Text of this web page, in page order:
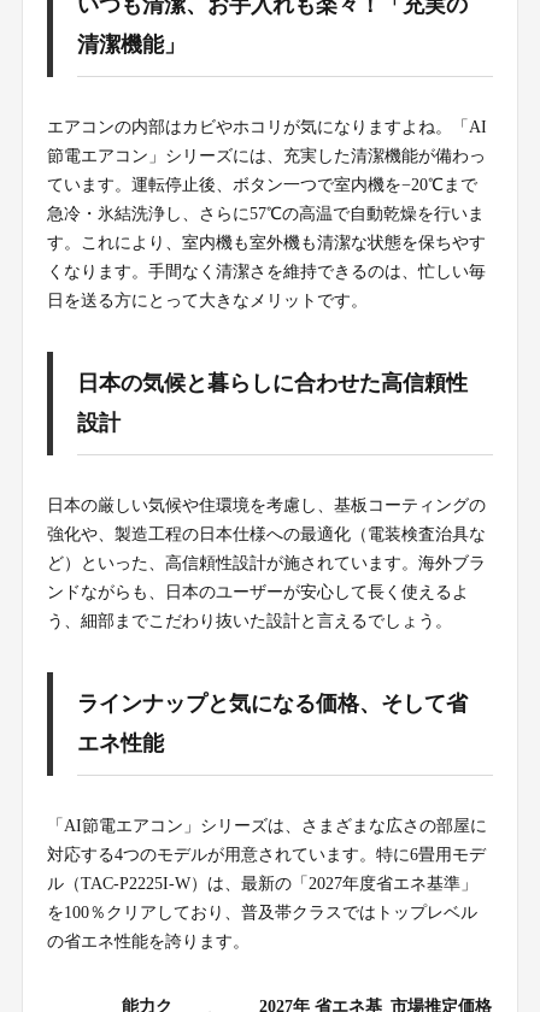
清潔機能」
エアコンの内部はカビやホコリが気になりますよね。「AI
節電エアコン」シリーズには、充実した清潔機能が備わっ
ています。運転停止後、ボタン一つで室内機を−20℃まで
急冷・氷結洗浄し、さらに57℃の高温で自動乾燥を行いま
す。これにより、室内機も室外機も清潔な状態を保ちやす
くなります。手間なく清潔さを維持できるのは、忙しい毎
日を送る方にとって大きなメリットです。
日本の気候と暮らしに合わせた高信頼性
設計
日本の厳しい気候や住環境を考慮し、基板コーティングの
強化や、製造工程の日本仕様への最適化（電装検査治具な
ど）といった、高信頼性設計が施されています。海外ブラ
ンドながらも、日本のユーザーが安心して長く使えるよ
う、細部までこだわり抜いた設計と言えるでしょう。
ラインナップと気になる価格、そして省
エネ性能
「AI節電エアコン」シリーズは、さまざまな広さの部屋に
対応する4つのモデルが用意されています。特に6畳用モデ
ル（TAC-P2225I-W）は、最新の「2027年度省エネ基準」
を100％クリアしており、普及帯クラスではトップレベル
の省エネ性能を誇ります。
能力ク
2027年 省エネ基 市場推定価格